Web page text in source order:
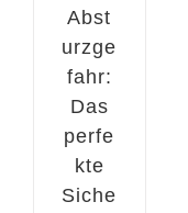
Abst
urzge
fahr:
Das
perfe
kte
Siche